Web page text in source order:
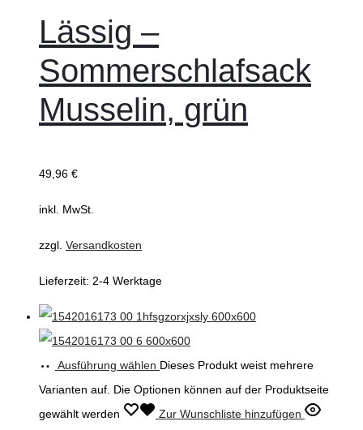
Lässig –
Sommerschlafsack
Musselin, grün
49,96 €
inkl. MwSt.
zzgl. Versandkosten
Lieferzeit: 2-4 Werktage
Ausführung wählen Dieses Produkt weist mehrere
Varianten auf. Die Optionen können auf der Produktseite
gewählt werden
Zur Wunschliste hinzufügen